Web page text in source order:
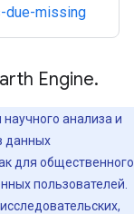
due-missing
Engine.
анализа и
данных
для общественного
пользователей.